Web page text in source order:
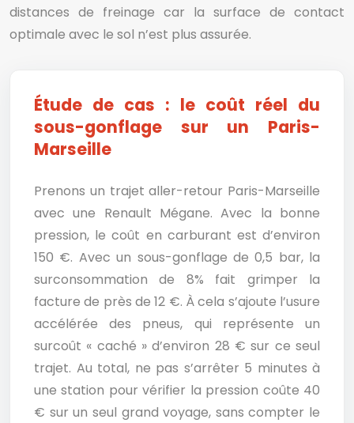
distances de freinage car la surface de contact
optimale avec le sol n’est plus assurée.
Étude de cas : le coût réel du
sous-gonflage sur un Paris-
Marseille
Prenons un trajet aller-retour Paris-Marseille
avec une Renault Mégane. Avec la bonne
pression, le coût en carburant est d’environ
150 €. Avec un sous-gonflage de 0,5 bar, la
surconsommation de 8% fait grimper la
facture de près de 12 €. À cela s’ajoute l’usure
accélérée des pneus, qui représente un
surcoût « caché » d’environ 28 € sur ce seul
trajet. Au total, ne pas s’arrêter 5 minutes à
une station pour vérifier la pression coûte 40
€ sur un seul grand voyage, sans compter le